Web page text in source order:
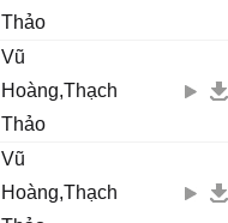
Thảo
Vũ
Hoàng,Thạch
Thảo
Vũ
Hoàng,Thạch